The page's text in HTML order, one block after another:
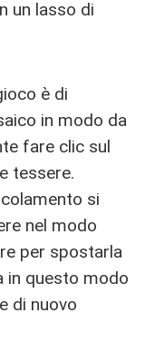
un lasso di
è di
in modo da
fare clic sul
tessere.
si
nel modo
per spostarla
in questo modo
di nuovo